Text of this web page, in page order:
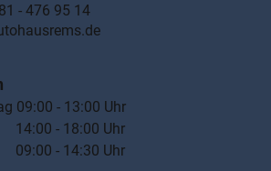
- 476 95 14
09:00 - 13:00 Uhr
Uhr
- 14:30 Uhr